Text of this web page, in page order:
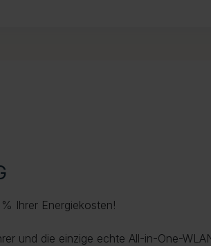
Ihrer Energiekosten!
und die einzige echte All-in-One-